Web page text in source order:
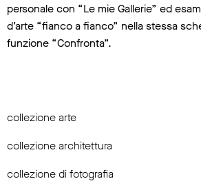
personale con “Le mie Gallerie” ed
d’arte “fianco a fianco” nella stessa
funzione “Confronta”.
collezione arte
collezione architettura
collezione di fotografia